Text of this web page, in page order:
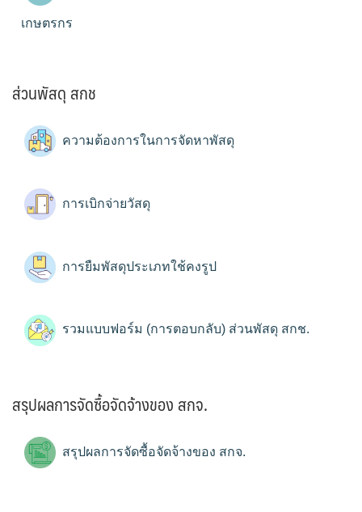
เกษตรกร
ส่วนพัสดุ สกช
ความต้องการในการจัดหาพัสดุ
การเบิกจ่ายวัสดุ
การยืมพัสดุประเภทใช้คงรูป
รวมแบบฟอร์ม (การตอบกลับ) ส่วนพัสดุ สกช.
สรุปผลการจัดซื้อจัดจ้างของ สกจ.
สรุปผลการจัดซื้อจัดจ้างของ สกจ.